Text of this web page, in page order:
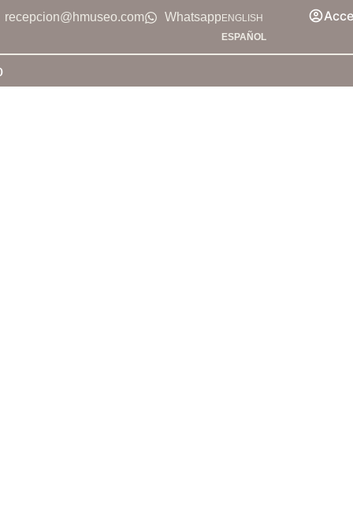
recepcion@hmuseo.com Whatsapp ENGLISH
ESPAÑOL